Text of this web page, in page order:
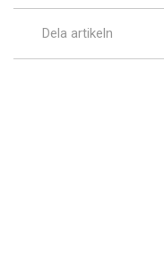
Dela artikeln